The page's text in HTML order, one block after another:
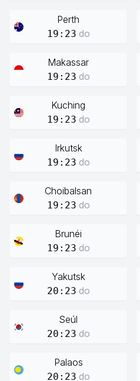
Perth
19:23 do
Makassar
19:23 do
Kuching
19:23 do
Irkutsk
19:23 do
Choibalsan
19:23 do
Brunéi
19:23 do
Yakutsk
20:23 do
Seúl
20:23 do
Palaos
20:23 do